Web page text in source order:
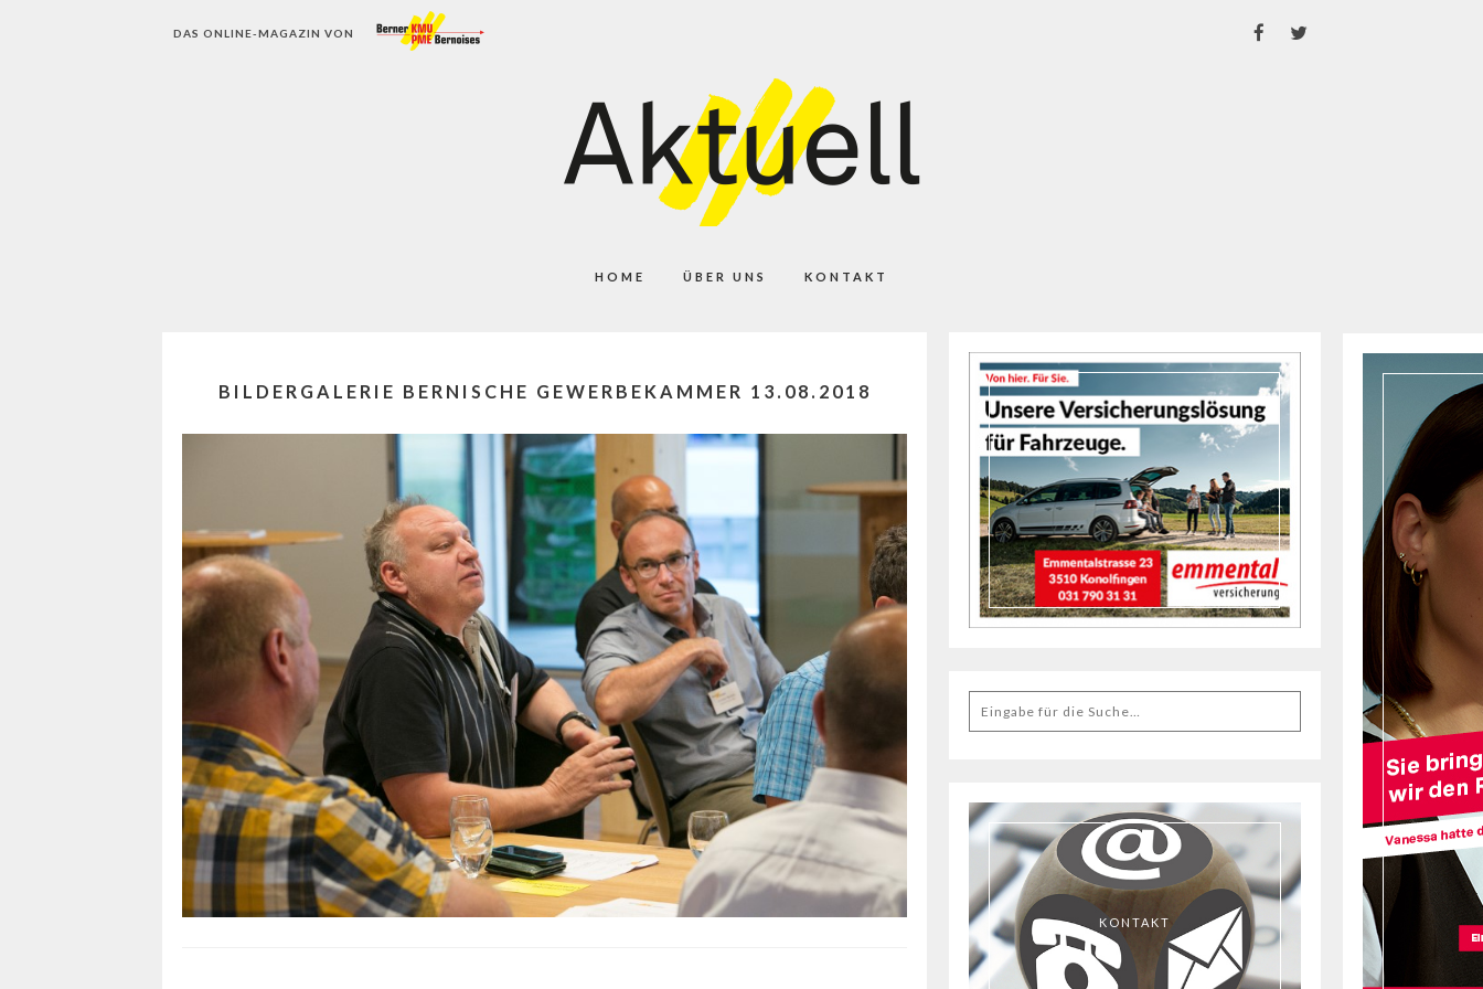
DAS ONLINE-MAGAZIN VON
HOME ÜBER UNS KONTAKT
BILDERGALERIE BERNISCHE GEWERBEKAMMER 13.08.2018
KONTAKT